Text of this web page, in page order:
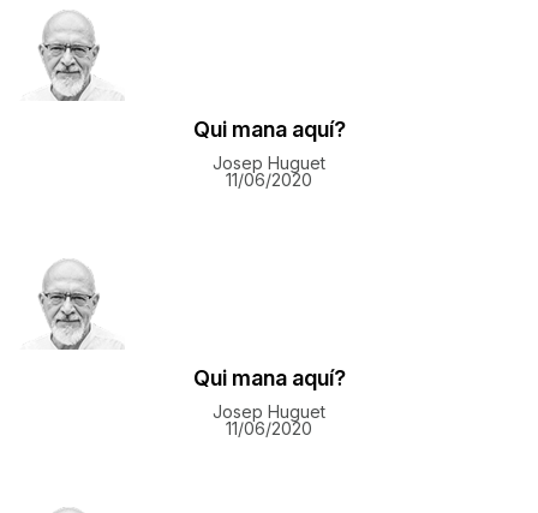
Qui mana aquí?
Josep Huguet
11/06/2020
Qui mana aquí?
Josep Huguet
11/06/2020